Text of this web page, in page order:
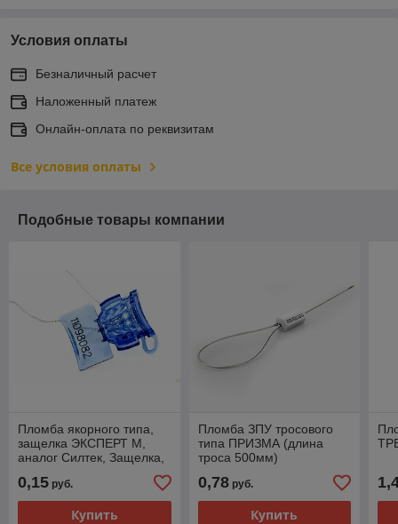
Условия оплаты
Безналичный расчет
Наложенный платеж
Онлайн-оплата по реквизитам
Все условия оплаты
Подобные товары компании
Пломба якорного типа,
защелка ЭКСПЕРТ М,
аналог Силтек, Защелка,
0,15 руб.
Купить
Пломба ЗПУ тросового
типа ПРИЗМА (длина
троса 500мм)
0,78руб.
Купить